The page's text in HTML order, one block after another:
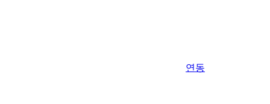
연동